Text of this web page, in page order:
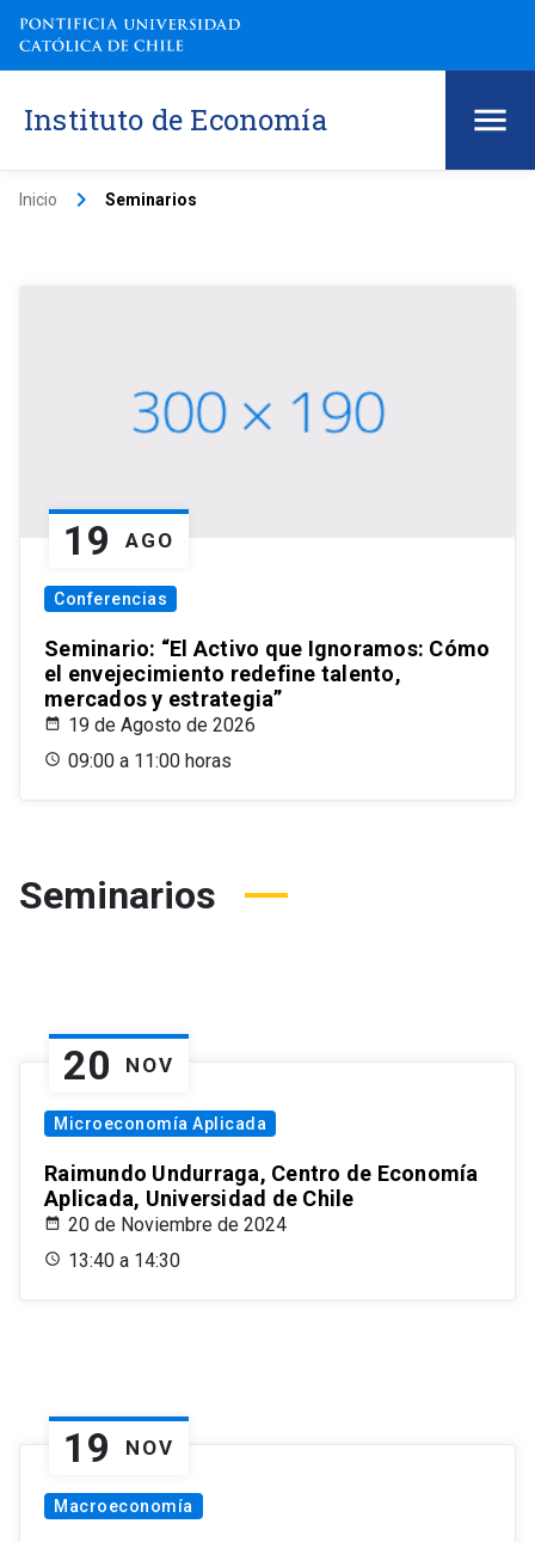
Instituto de Economía
Inicio keyboard_arrow_right Seminarios
19 AGO
Conferencias
Seminario: “El Activo que Ignoramos: Cómo
el envejecimiento redefine talento,
mercados y estrategia”
19 de Agosto de 2026
09:00 a 11:00 horas
Seminarios
20 NOV
Microeconomía Aplicada
Raimundo Undurraga, Centro de Economía
Aplicada, Universidad de Chile
20 de Noviembre de 2024
13:40 a 14:30
19 NOV
Macroeconomía